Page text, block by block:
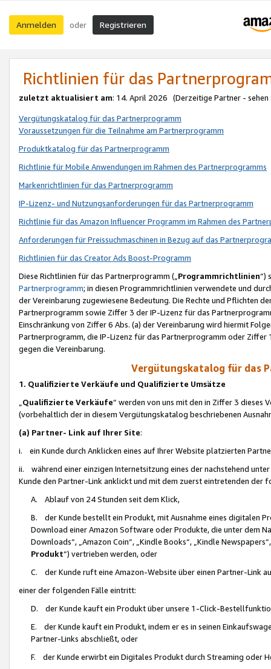
Anmelden oder Registrieren
Richtlinien für das
zuletzt aktualisiert am: 14. April 2026 (Derzeitige Partner - sehen
Vergütungskatalog für das Partnerprogramm
Voraussetzungen für die Teilnahme am Partnerprogramm
Produktkatalog für das Partnerprogramm
Richtlinie für Mobile Anwendungen im Rahmen des Partnerprogramms
Markenrichtlinien für das Partnerprogramm
IP-Lizenz- und Nutzungsanforderungen für das Partnerprogramm
Richtlinie für das Amazon Influencer Programm im Rahmen des
Anforderungen für Preissuchmaschinen in Bezug auf das
Richtlinien für das Creator Ads Boost-Programm
Diese Richtlinien für das Partnerprogramm („Programmrichtlinien“)
Partnerprogramm; in diesen Programmrichtlinien verwendete und
der Vereinbarung zugewiesene Bedeutung. Die Rechte und Pflichten
Partnerprogramm sowie Ziffer 3 der IP-Lizenz für das
Einschränkung von Ziffer 6 Abs. (a) der Vereinbarung wird hiermit
Partnerprogramm, die IP-Lizenz für das Partnerprogramm oder
gegen die Vereinbarung.
Vergütungskatalog für das
1. Qualifizierte Verkäufe und Qualifizierte Umsätze
Qualifizierte Verkäufe“ werden von uns mit den in Ziffer 3
(vorbehaltlich der in diesem Vergütungskatalog beschriebenen
(a) Partner- Link auf Ihrer Site:
i. ein Kunde durch Anklicken eines auf Ihrer Website platzierten
ii. während einer einzigen Internetsitzung eines der nachstehend
Kunde den Partner-Link anklickt und mit dem zuerst eintretenden der
A. Ablauf von 24 Stunden seit dem Klick,
B. der Kunde bestellt ein Produkt, mit Ausnahme eines digitalen
Download einer Amazon Software oder Produkte, die unter dem
Downloads“, „Amazon Coin“, „Kindle Books“, „Kindle
Produkt“) vertrieben werden, oder
C. der Kunde ruft eine Amazon-Website über einen Partner-Link
einer der folgenden Fälle eintritt:
D. der Kunde kauft ein Produkt über unsere 1-Click-
E. der Kunde kauft ein Produkt, indem er es in seinen
Partner-Links abschließt, oder
F. der Kunde erwirbt ein Digitales Produkt durch Streaming oder